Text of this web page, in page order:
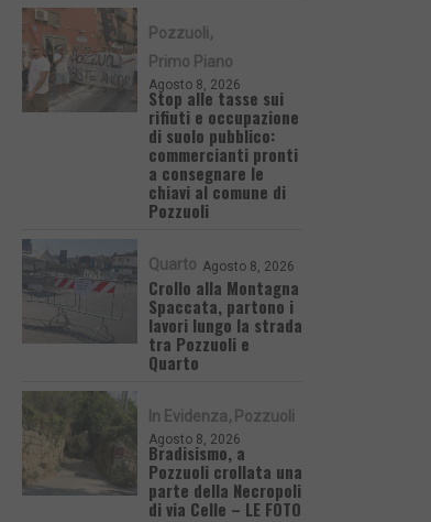
Pozzuoli
Primo Piano
Agosto 8, 2026
Stop alle tasse sui
rifiuti e occupazione
di suolo pubblico:
commercianti pronti
a consegnare le
chiavi al comune di
Pozzuoli
Quarto Agosto 8, 2026
Crollo alla Montagna
Spaccata, partono i
lavori lungo la strada
tra Pozzuoli e
Quarto
In Evidenza Pozzuoli
Agosto 8, 2026
Bradisismo, a
Pozzuoli crollata una
parte della Necropoli
di via Celle – LE FOTO